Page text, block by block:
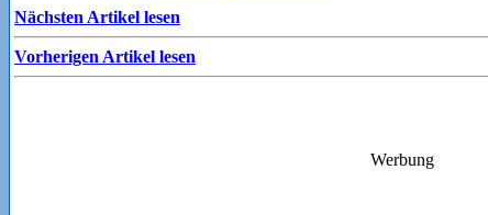
Nächsten Artikel lesen
Vorherigen Artikel lesen
Werbung